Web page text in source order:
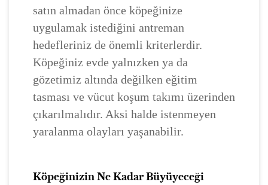
satın almadan önce köpeğinize
uygulamak istediğini antreman
hedefleriniz de önemli kriterlerdir.
Köpeğiniz evde yalnızken ya da
gözetimiz altında değilken eğitim
tasması ve vücut koşum takımı üzerinden
çıkarılmalıdır. Aksi halde istenmeyen
yaralanma olayları yaşanabilir.
Köpeğinizin Ne Kadar Büyüyeceği